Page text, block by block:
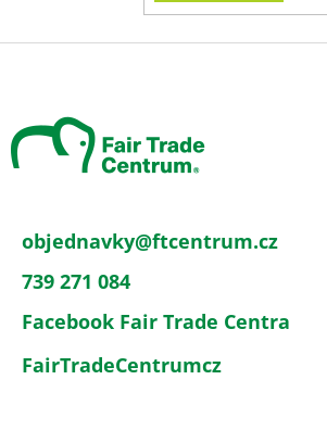
objednavky@ftcentrum.cz
739 271 084
Facebook Fair Trade Centra
FairTradeCentrumcz